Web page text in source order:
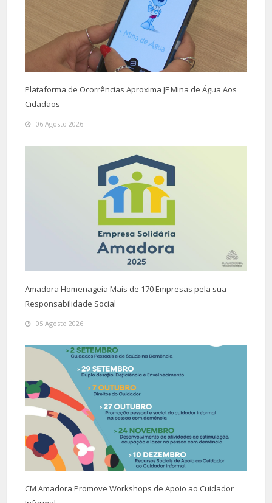
Plataforma de Ocorrências Aproxima JF Mina de Água Aos
Cidadãos
06 Agosto 2026
Amadora Homenageia Mais de 170 Empresas pela sua
Responsabilidade Social
05 Agosto 2026
CM Amadora Promove Workshops de Apoio ao Cuidador